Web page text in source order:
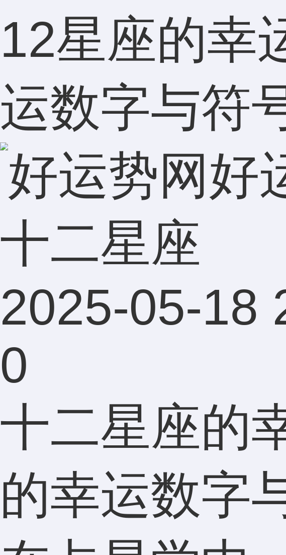
12星座的幸
运数字与符
好
十二星座
2025-05-18
0
十二星座的
的幸运数字